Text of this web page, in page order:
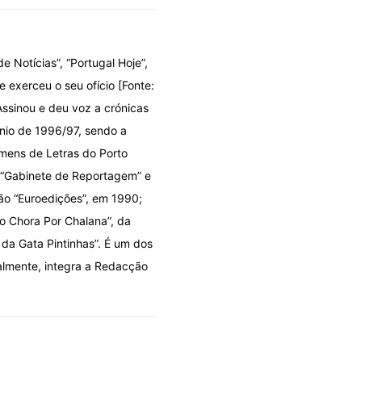
Notícias”, “Portugal Hoje”,
exerceu o seu ofício [Fonte:
e deu voz a crónicas
de 1996/97, sendo a
de Letras do Porto
de Reportagem” e
“Euroedições”, em 1990;
Chora Por Chalana”, da
Gata Pintinhas”. É um dos
integra a Redacção